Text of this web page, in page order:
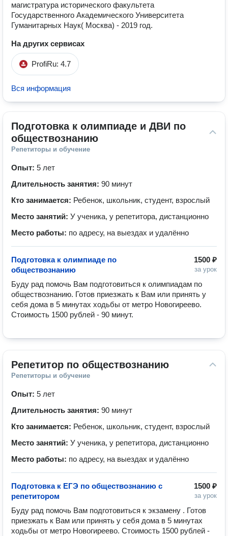
магистратура исторического факультета
Государственного Академического Университета
Гуманитарных Наук( Москва) - 2019 год.
На других сервисах
ProfiRu: 4.7
Вся информация
Подготовка к олимпиаде и ДВИ по
обществознанию
Репетиторы и обучение
Опыт: 5 лет
Длительность занятия: 90 минут
Кто занимается: Ребенок, школьник, студент, взрослый
Место занятий: У ученика, у репетитора, дистанционно
Место работы: по адресу, на выездах и удалённо
1500 ₽
за урок
Подготовка к олимпиаде по
обществознанию
Буду рад помочь Вам подготовиться к олимпиадам по
обществознанию. Готов приезжать к Вам или принять у
себя дома в 5 минутах ходьбы от метро Новогиреево.
Стоимость 1500 рублей - 90 минут.
Репетитор по обществознанию
Репетиторы и обучение
Опыт: 5 лет
Длительность занятия: 90 минут
Кто занимается: Ребенок, школьник, студент, взрослый
Место занятий: У ученика, у репетитора, дистанционно
Место работы: по адресу, на выездах и удалённо
1500 ₽
за урок
Подготовка к ЕГЭ по обществознанию с
репетитором
Буду рад помочь Вам подготовиться к экзамену . Готов
приезжать к Вам или принять у себя дома в 5 минутах
ходьбы от метро Новогиреево. Стоимость 1500 рублей -